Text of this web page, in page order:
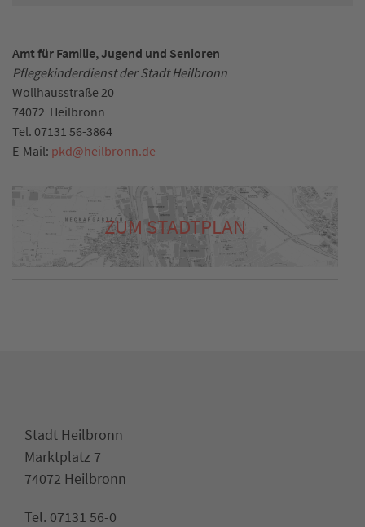
Amt für Familie, Jugend und Senioren
Pflegekinderdienst der Stadt Heilbronn
Wollhausstraße 20
74072 Heilbronn
Tel. 07131 56-3864
E-Mail: pkd@heilbronn.de
ZUM STADTPLAN
Stadt Heilbronn
Marktplatz 7
74072 Heilbronn
Tel. 07131 56-0